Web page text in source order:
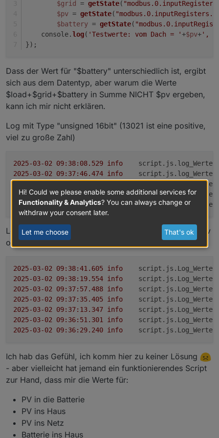
Protokolls. In dem werden einfach Register
abgefragt und die Inhalte geschickt - aber nicht
interpretiert. Man kann damit kein Vorzeichenbit
im Wechselrichter einschalten!
$grid = getState(
$pv = getState(
$battery = getState(
    console.
log( 'Testwerte: vom Dach = '+$pv+',
});
Dass der Wert für "$battery" unterschiedlich ist, ergibt
sich aus dem Datentyp, aber warum die Werte
$load+$grid+$battery in Summe NICHT $pv ergeben,
kann ich mir nicht erklären.
Log mit Type "unsigned 16bit" (13021 ist eine positive,
viel zu große Zahl)
info
script.js.log_Werte:
info
script.js.log_Werte:
script.js.log_Werte:
2025-03-02 09:37:02.337 info
script.js.log_Werte:
2025-03-02 09:36:40.291 info script.js.log_Werte:
Log mit Type "signed 16bit" (13021 ist eine Zahl, positiv
oder negativ)
info
script.js.Log_Werte:
info
script.js.Log_Werte:
info
script.js.Log_Werte:
info
script.js.Log_Werte:
info
script.js.Log_Werte:
info
script.js.Log_Werte:
info script.js.Log_Werte:
Ich hab das Gefühl, ich komm hier zu keiner Lösung
- aber vielleicht hat jemand ein funktionierendes Script
zur Hand, dass mir die Werte für:
PV in die Batterie
PV ins Haus
PV ins Netz
Batterie ins Haus
Hi! Could we please enable some additional services for
Functionality & Analytics? You can always change or
withdraw your consent later.
Let me choose That's ok